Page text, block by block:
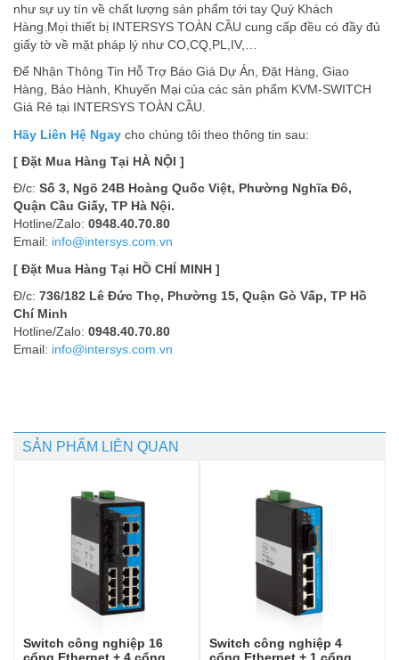
như sự uy tín về chất lượng sản phẩm tới tay Quý Khách
Hàng.Mọi thiết bị INTERSYS TOÀN CẦU cung cấp đều có đầy đủ
giấy tờ về mặt pháp lý như CO,CQ,PL,IV,…
Để Nhận Thông Tin Hỗ Trợ Báo Giá Dự Án, Đặt Hàng, Giao
Hàng, Bảo Hành, Khuyến Mại của các sản phẩm KVM-SWITCH
Giá Rẻ tại INTERSYS TOÀN CẦU.
Hãy Liên Hệ Ngay cho chúng tôi theo thông tin sau:
[ Đặt Mua Hàng Tại HÀ NỘI ]
Đ/c: Số 3, Ngõ 24B Hoàng Quốc Việt, Phường Nghĩa Đô,
Quận Cầu Giấy, TP Hà Nội.
Hotline/Zalo: 0948.40.70.80
Email: info@intersys.com.vn
[ Đặt Mua Hàng Tại HỒ CHÍ MINH ]
Đ/c: 736/182 Lê Đức Thọ, Phường 15, Quận Gò Vấp, TP Hồ
Chí Minh
Hotline/Zalo: 0948.40.70.80
Email: info@intersys.com.vn
SẢN PHẨM LIÊN QUAN
Switch công nghiệp 16
Switch công nghiệp 4